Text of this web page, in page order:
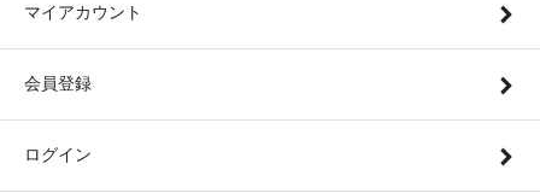
マイアカウント
会員登録
ログイン